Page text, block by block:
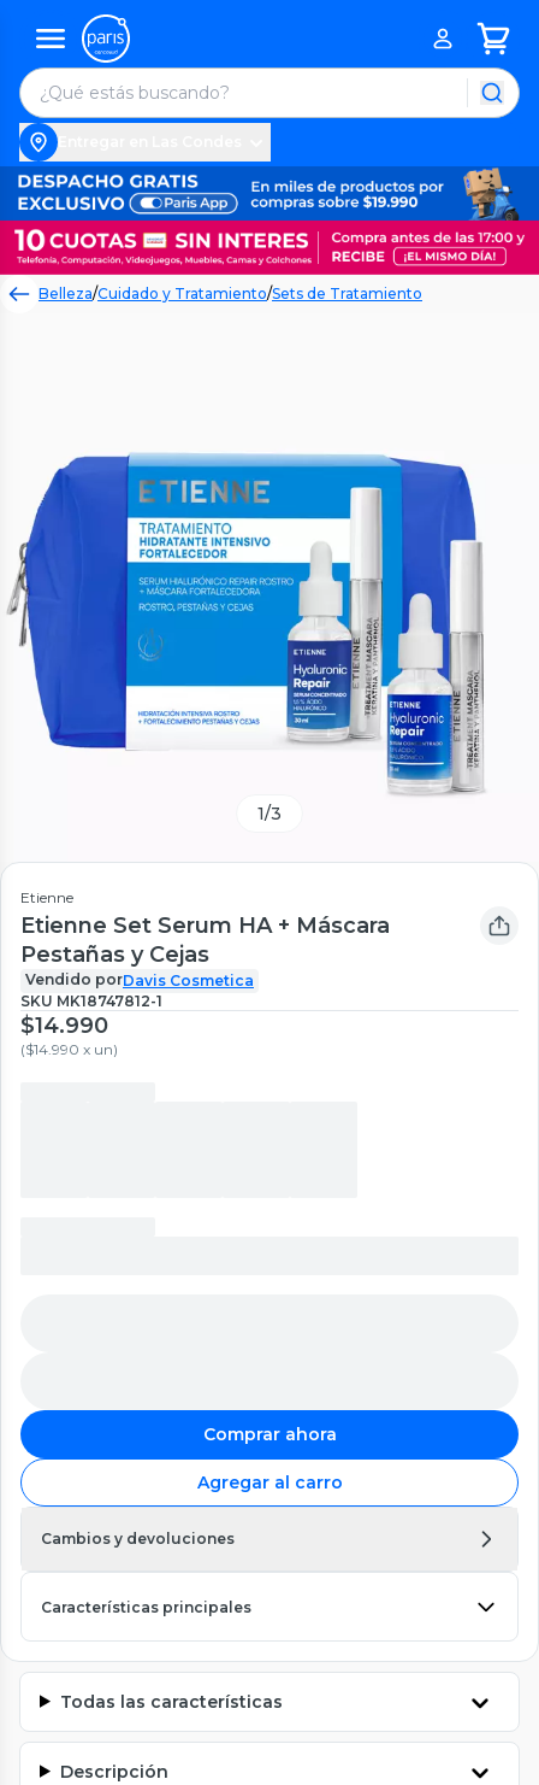
Belleza/Cuidado y Tratamiento/Sets de Tratamiento
1/3
Etienne
Etienne Set Serum HA + Máscara
Pestañas y Cejas
Vendido porDavis Cosmetica
SKU MK18747812-1
$14.990
($14.990 x un)
Comprar ahora
Agregar al carro
Cambios y devoluciones
Características principales
Todas las características
Descripción